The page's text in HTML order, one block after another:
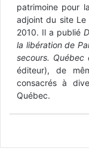
patrimoine pour
adjoint du site Le
2010. Il a publié
la libération de
secours.
éditeur), de
consacrés à
Québec.